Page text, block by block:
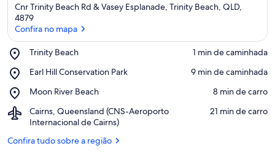
Confira no mapa
Cnr Trinity Beach Rd & Vasey Esplanade, Trinity Beach, QLD,
4879
Confira no mapa
Trinity Beach
Place,
Beach
‪1 min de caminhada‬
Earl Hill Conservation Park
Place,
Hill
Park
‪9 min de caminhada‬
Moon River Beach
Place,
River
Beach
‪8 min de carro‬
Cairns, Queensland (CNS-Aeroporto
Internacional de Cairns)
Airport,
Cairns,
(CNS-
‪21 min de carro‬
Confira tudo sobre a região